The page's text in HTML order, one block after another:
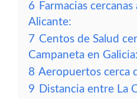
6 Farmacias
Alicante:
7 Centos de Salud
Campaneta en Galicia:
8 Aeropuertos cerca
9 Distancia entre La